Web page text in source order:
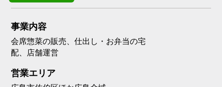
事業内容
会席惣菜の販売、仕出し・お弁当の宅
配、店舗運営
営業エリア